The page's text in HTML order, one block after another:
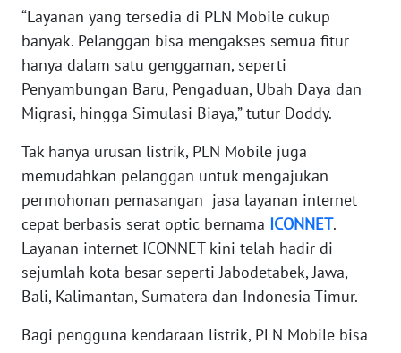
“Layanan yang tersedia di PLN Mobile cukup
banyak. Pelanggan bisa mengakses semua fitur
hanya dalam satu genggaman, seperti
Penyambungan Baru, Pengaduan, Ubah Daya dan
Migrasi, hingga Simulasi Biaya,” tutur Doddy.
Tak hanya urusan listrik, PLN Mobile juga
memudahkan pelanggan untuk mengajukan
permohonan pemasangan jasa layanan internet
cepat berbasis serat optic bernama ICONNET.
Layanan internet ICONNET kini telah hadir di
sejumlah kota besar seperti Jabodetabek, Jawa,
Bali, Kalimantan, Sumatera dan Indonesia Timur.
Bagi pengguna kendaraan listrik, PLN Mobile bisa
NUSANTARA
WN
JOGJA
JATIM
WN
BALI
WN
KALBAR
WN
KALTENG